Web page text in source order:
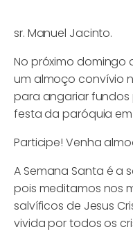
sr. Manuel Jacinto.
No próximo domingo
um almoço convívio
para angariar
festa da paróquia
Participe! Venha
A Semana Santa é a
pois meditamos nos
salvíficos de Jesus
vivida por todos os